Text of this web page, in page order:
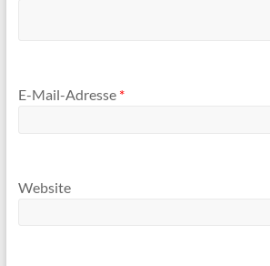
E-Mail-Adresse *
Website